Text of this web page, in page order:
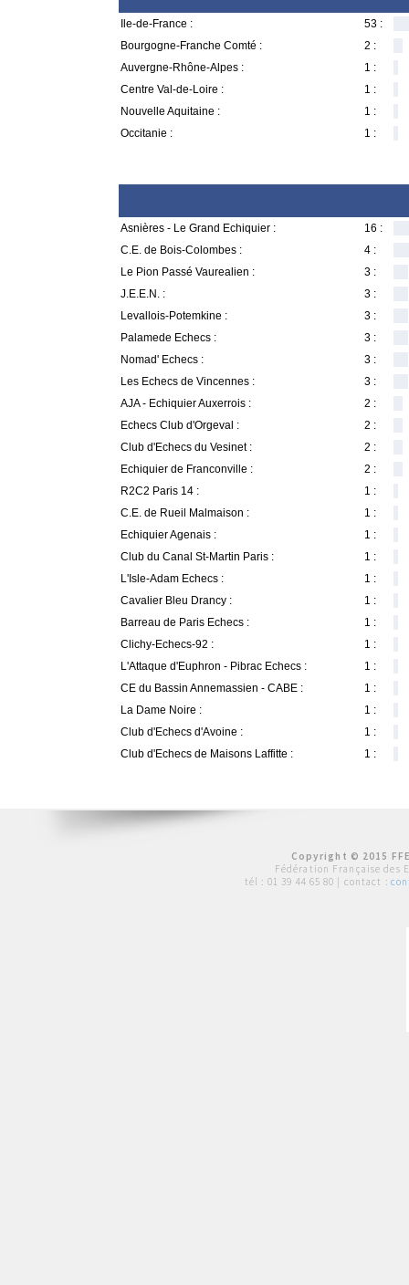
Ile-de-France :
53 :
Bourgogne-Franche Comté :
2 :
Auvergne-Rhône-Alpes :
1 :
Centre Val-de-Loire :
1 :
Nouvelle Aquitaine :
1 :
Occitanie :
1 :
Asnières - Le Grand Echiquier :
16 :
C.E. de Bois-Colombes :
4 :
Le Pion Passé Vaurealien :
3 :
J.E.E.N. :
3 :
Levallois-Potemkine :
3 :
Palamede Echecs :
3 :
Nomad' Echecs :
3 :
Les Echecs de Vincennes :
3 :
AJA - Echiquier Auxerrois :
2 :
Echecs Club d'Orgeval :
2 :
Club d'Echecs du Vesinet :
2 :
Echiquier de Franconville :
2 :
R2C2 Paris 14 :
1 :
C.E. de Rueil Malmaison :
1 :
Echiquier Agenais :
1 :
Club du Canal St-Martin Paris :
1 :
L'Isle-Adam Echecs :
1 :
Cavalier Bleu Drancy :
1 :
Barreau de Paris Echecs :
1 :
Clichy-Echecs-92 :
1 :
L'Attaque d'Euphron - Pibrac Echecs :
1 :
CE du Bassin Annemassien - CABE :
1 :
La Dame Noire :
1 :
Club d'Echecs d'Avoine :
1 :
Club d'Echecs de Maisons Laffitte :
1 :
Copyright © 2015
Fédération Française des
tél : 01 39 44 65 80 | contact :